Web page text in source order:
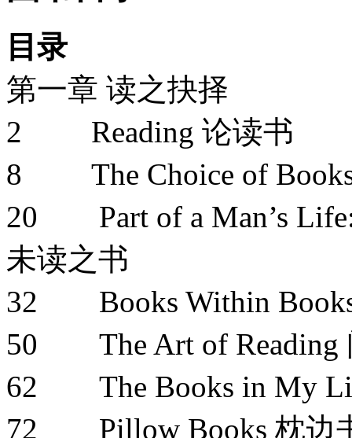
目录
第一章 读之抉择
2 Reading 论读书
8 The Choice of
20 Part of a Man’s Life:
未读之书
32 Books Within
50 The Art of Reading
62 The Books in My
72 Pillow Books 枕边